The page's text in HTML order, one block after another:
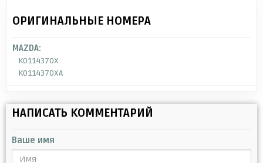
ОРИГИНАЛЬНЫЕ НОМЕРА
MAZDA:
K0114370X
K0114370XA
НАПИСАТЬ КОММЕНТАРИЙ
Ваше имя